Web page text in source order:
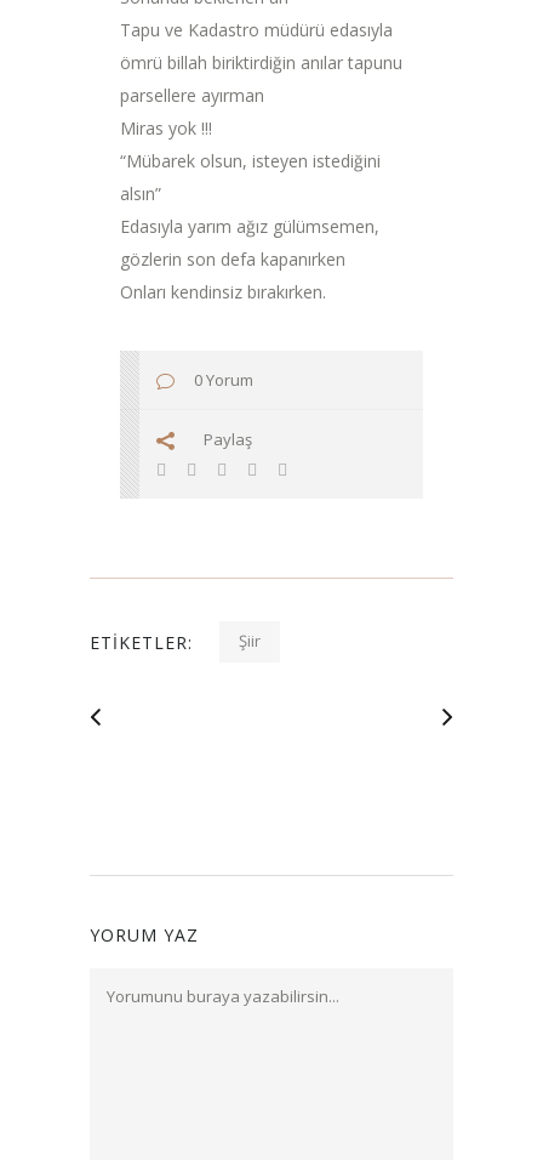
Tapu ve Kadastro müdürü edasıyla
ömrü billah biriktirdiğin anılar tapunu
parsellere ayırman
Miras yok !!!
“Mübarek olsun, isteyen istediğini
alsın”
Edasıyla yarım ağız gülümsemen,
gözlerin son defa kapanırken
Onları kendinsiz bırakırken.
0 Yorum
Paylaş
ETIKETLER: Şiir
YORUM YAZ